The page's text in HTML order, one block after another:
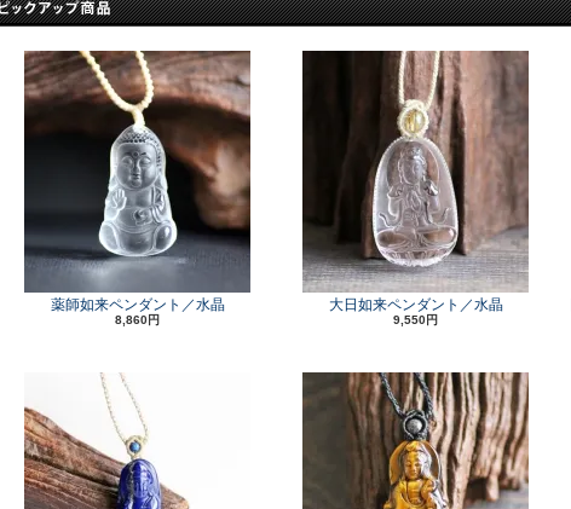
薬師如来ペンダント／水晶
8,860円
大日如来ペンダント／水晶
9,550円